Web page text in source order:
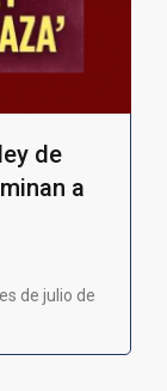
de
a
de julio de